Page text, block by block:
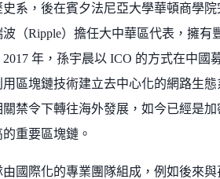
系，後在賓夕法尼亞大學華頓商學院
（Ripple）擔任大中華區代表，擁有
年，孫宇晨以 ICO 的方式在中國
區塊鏈技術建立去中心化的網路生態
禁令下轉往海外發展，如今已經是加
重要區塊鏈。
國際化的專業團隊組成，例如後來與